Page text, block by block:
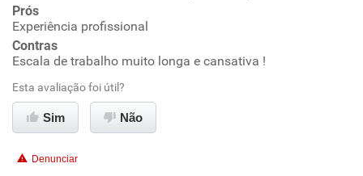
Conciliação com a vida familiar
Benefícios
Não recomenda a diretoria
Prós
Experiência profissional
Contras
Escala de trabalho muito longa e cansativa !
Esta avaliação foi útil?
Sim Não
Denunciar